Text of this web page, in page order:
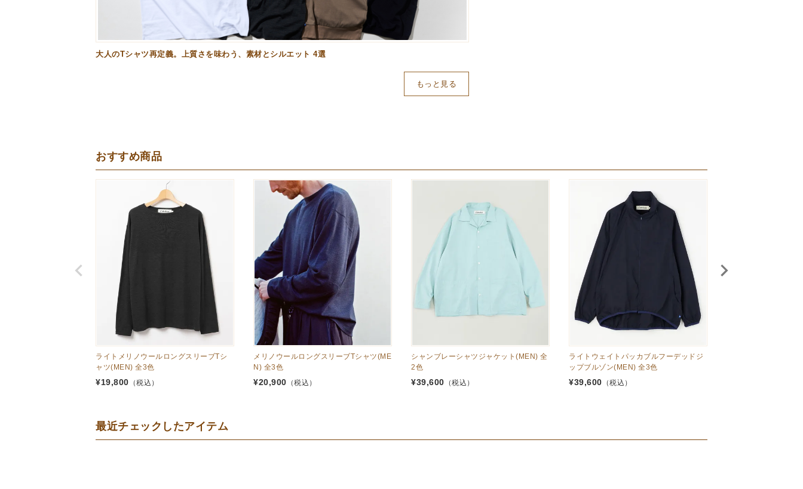
大人のTシャツ再定義。上質さを味わう、素材とシルエット 4選
もっと見る
おすすめ商品
ライトメリノウールロングスリーブTシ
ャツ(MEN) 全3色
¥19,800 （税込）
メリノウールロングスリーブTシャツ(ME
N) 全3色
¥20,900 （税込）
シャンブレーシャツジャケット(MEN) 全
2色
¥39,600 （税込）
ライトウェイトパッカブルフーデッドジ
ップブルゾン(MEN) 全3色
¥39,600 （税込）
最近チェックしたアイテム